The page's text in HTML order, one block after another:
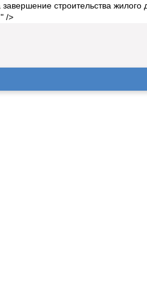
строительства
/>